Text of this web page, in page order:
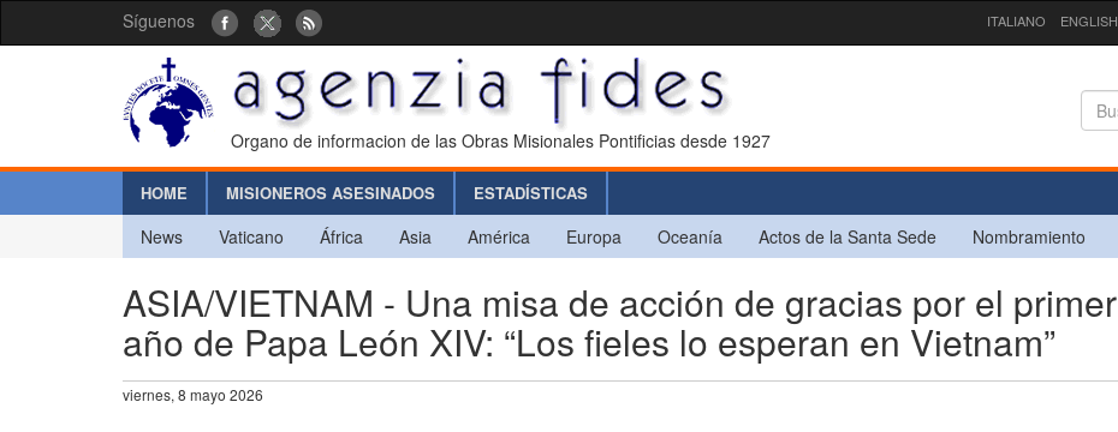
Síguenos ITALIANO ENGLISH
Organo de informacion de las Obras Misionales Pontificias desde 1927
HOME MISIONEROS ASESINADOS ESTADÍSTICAS
News Vaticano África Asia América Europa Oceanía Actos de la Santa Sede Nombramiento
ASIA/VIETNAM - Una misa de acción de gracias por el primer
año de Papa León XIV: “Los fieles lo esperan en Vietnam”
viernes, 8 mayo 2026